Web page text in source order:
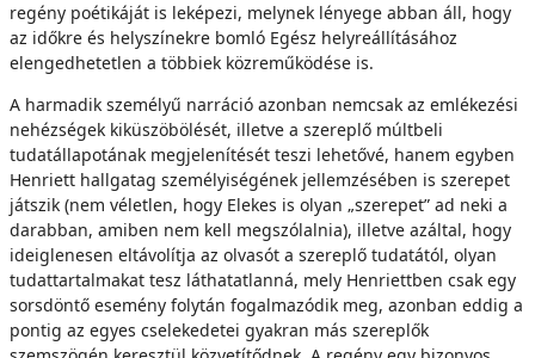
regény poétikáját is leképezi, melynek lényege abban áll, hogy
az időkre és helyszínekre bomló Egész helyreállításához
elengedhetetlen a többiek közreműködése is.
A harmadik személyű narráció azonban nemcsak az emlékezési
nehézségek kiküszöbölését, illetve a szereplő múltbeli
tudatállapotának megjelenítését teszi lehetővé, hanem egyben
Henriett hallgatag személyiségének jellemzésében is szerepet
játszik (nem véletlen, hogy Elekes is olyan „szerepet” ad neki a
darabban, amiben nem kell megszólalnia), illetve azáltal, hogy
ideiglenesen eltávolítja az olvasót a szereplő tudatától, olyan
tudattartalmakat tesz láthatatlanná, mely Henriettben csak egy
sorsdöntő esemény folytán fogalmazódik meg, azonban eddig a
pontig az egyes cselekedetei gyakran más szereplők